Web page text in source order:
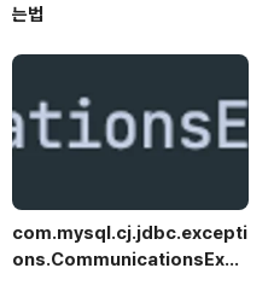
는법
com.mysql.cj.jdbc.excepti
ons.CommunicationsExce